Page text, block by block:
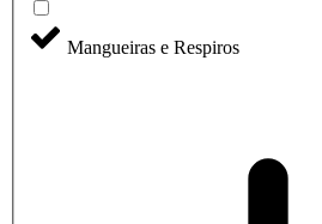
Mangueiras e Respiros